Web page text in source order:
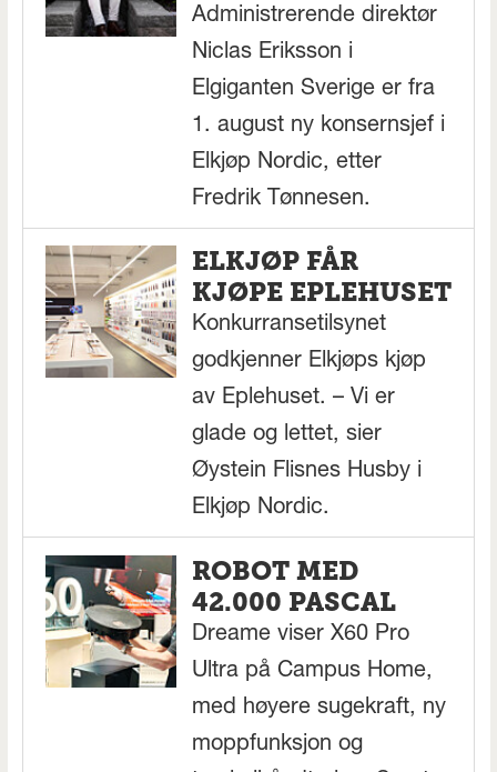
Administrerende direktør
Niclas Eriksson i
Elgiganten Sverige er fra
1. august ny konsernsjef i
Elkjøp Nordic, etter
Fredrik Tønnesen.
ELKJØP FÅR
KJØPE EPLEHUSET
Konkurransetilsynet
godkjenner Elkjøps kjøp
av Eplehuset. – Vi er
glade og lettet, sier
Øystein Flisnes Husby i
Elkjøp Nordic.
ROBOT MED
42.000 PASCAL
Dreame viser X60 Pro
Ultra på Campus Home,
med høyere sugekraft, ny
moppfunksjon og